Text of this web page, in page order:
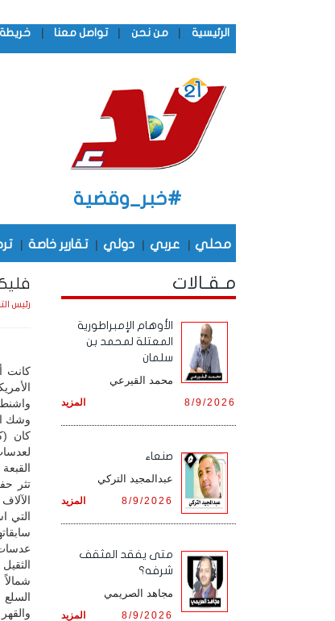
الرئيسية | من نحن | تواصل معنا |
#خبر_وقضية
محلي | عربي | دولي | تقارير خاصة |
رئيس
كانت
وشك
كان
تثر
التي
مـقـالات
الأوهام الإمبراطورية
المعتلة لمحمد بن
سلمان
محمد القيرعي
المزيد 8/9/2026
صنعاء
عبدالمجيد التركي
المزيد 8/9/2026
متى يفقد المثقف
شرفه؟
مجاهد الصريمي
المزيد 8/9/2026